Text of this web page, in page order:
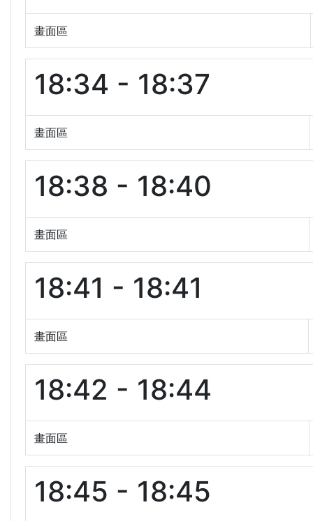
畫面區
18:34 - 18:37
畫面區
18:38 - 18:40
畫面區
18:41 - 18:41
畫面區
18:42 - 18:44
畫面區
18:45 - 18:45